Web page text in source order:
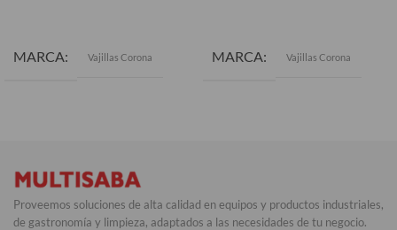
MARCA Vajillas Corona MARCA Vajillas Corona
Proveemos soluciones de alta calidad en equipos y productos industriales,
de gastronomía y limpieza, adaptados a las necesidades de tu negocio.